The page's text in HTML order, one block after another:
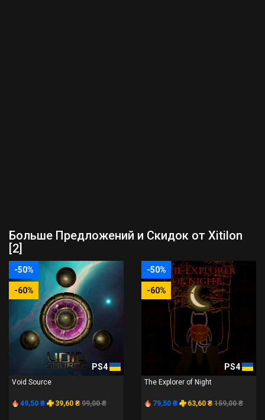
Больше Предложений и Скидок от Xitilon
[2]
-50%
-60%
PS4
Void Source
49,50 ₴ 39,60 ₴ 99,00 ₴
-50%
-60%
PS4
The Explorer of Night
79,50 ₴ 63,60 ₴ 159,00 ₴